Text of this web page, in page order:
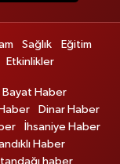
Sağlık
Eğitim
Etkinlikler
Bayat Haber
Haber
Dinar Haber
İhsaniye Haber
Haber
haber